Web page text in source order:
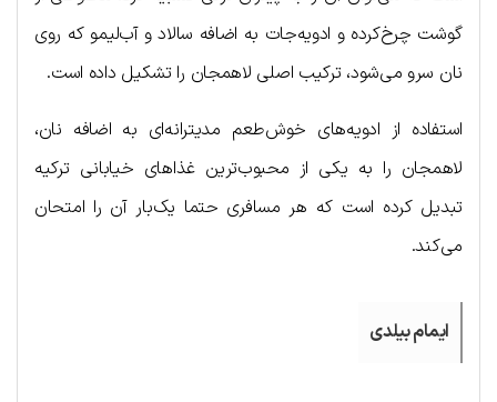
گوشت چرخ‌کرده و ادویه‌جات به اضافه سالاد و آب‌لیمو که روی
نان سرو می‌شود، ترکیب اصلی لاهمجان را تشکیل داده است.
استفاده از ادویه‌های خوش‌طعم مدیترانه‌ای به اضافه نان،
لاهمجان را به یکی از محبوب‌ترین غذاهای خیابانی ترکیه
تبدیل کرده است که هر مسافری حتما یک‌بار آن را امتحان
می‌کند.
ایمام بیلدی